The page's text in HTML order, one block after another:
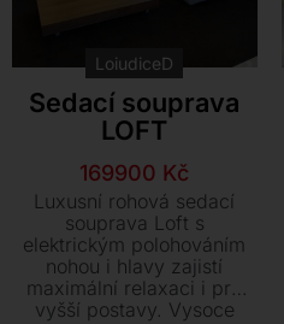
LoiudiceD
Sedací souprava
LOFT
Původní
cena
byla:
270900 Kč.
169900 Kč
Aktuální
cena
je:
169900 Kč.
Luxusní rohová sedací
souprava Loft s
elektrickým polohováním
nohou i hlavy zajistí
maximální relaxaci i pro
vyšší postavy. Vysoce